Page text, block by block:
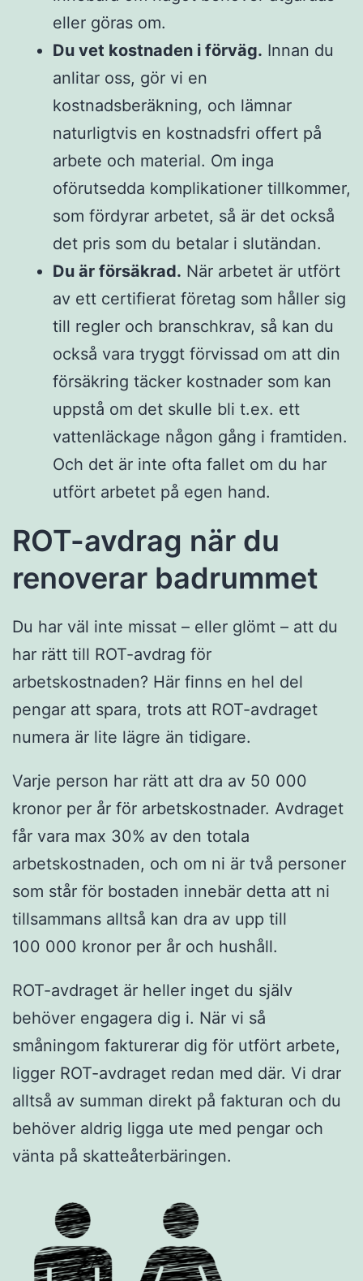
eller göras om.
Du vet kostnaden i förväg. Innan du
anlitar oss, gör vi en
kostnadsberäkning, och lämnar
naturligtvis en kostnadsfri offert på
arbete och material. Om inga
oförutsedda komplikationer tillkommer,
som fördyrar arbetet, så är det också
det pris som du betalar i slutändan.
Du är försäkrad. När arbetet är utfört
av ett certifierat företag som håller sig
till regler och branschkrav, så kan du
också vara tryggt förvissad om att din
försäkring täcker kostnader som kan
uppstå om det skulle bli t.ex. ett
vattenläckage någon gång i framtiden.
Och det är inte ofta fallet om du har
utfört arbetet på egen hand.
ROT-avdrag när du
renoverar badrummet
Du har väl inte missat – eller glömt – att du
har rätt till ROT-avdrag för
arbetskostnaden? Här finns en hel del
pengar att spara, trots att ROT-avdraget
numera är lite lägre än tidigare.
Varje person har rätt att dra av 50 000
kronor per år för arbetskostnader. Avdraget
får vara max 30% av den totala
arbetskostnaden, och om ni är två personer
som står för bostaden innebär detta att ni
tillsammans alltså kan dra av upp till
100 000 kronor per år och hushåll.
ROT-avdraget är heller inget du själv
behöver engagera dig i. När vi så
småningom fakturerar dig för utfört arbete,
ligger ROT-avdraget redan med där. Vi drar
alltså av summan direkt på fakturan och du
behöver aldrig ligga ute med pengar och
vänta på skatteåterbäringen.